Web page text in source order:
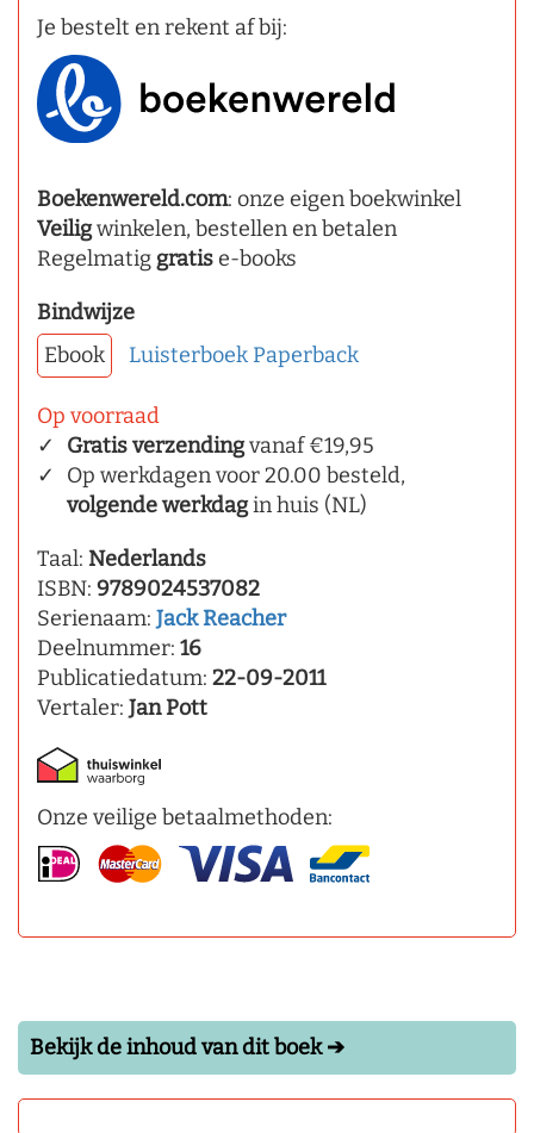
Je bestelt en rekent af bij:
Boekenwereld.com: onze eigen boekwinkel
Veiligwinkelen, bestellen en betalen
Regelmatig gratise-books
Bindwijze
Ebook
Luisterboek Paperback
Op voorraad
Gratis verzendingvanaf €19,95
Op werkdagen voor 20.00 besteld,
volgende werkdagin huis (NL)
Taal: Nederlands
ISBN: 9789024537082
Serienaam: Jack Reacher
Deelnummer: 16
Publicatiedatum: 22-09-2011
Vertaler: Jan Pott
Onze veilige betaalmethoden:
Bekijk de inhoud van dit boek ➔